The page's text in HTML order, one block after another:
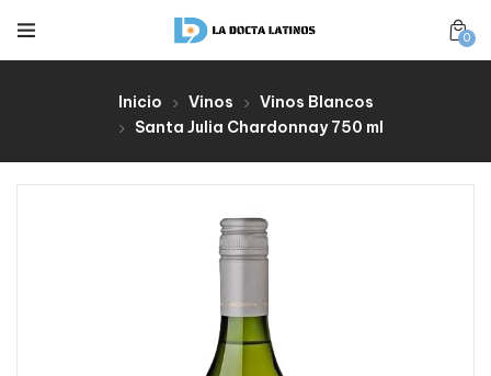
0
Inicio Vinos
Vinos Blancos
Santa Julia Chardonnay 750 ml